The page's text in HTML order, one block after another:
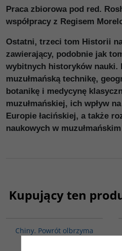
Praca zbiorowa pod red.
współpracy z Regisem
Ostatni, trzeci tom Historii
zawierający, podobnie jak
wybitnych historyków nauki.
muzułmańską technikę,
botanikę i medycynę
muzułmańskiej, ich wpływ
Europie łacińskiej, a także
naukowych w
Kupujący ten
Chiny. Powrót olbrzyma